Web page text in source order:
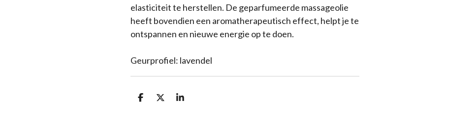
elasticiteit te herstellen. De geparfumeerde massageolie
heeft bovendien een aromatherapeutisch effect, helpt je te
ontspannen en nieuwe energie op te doen.
Geurprofiel: lavendel
D
D
S